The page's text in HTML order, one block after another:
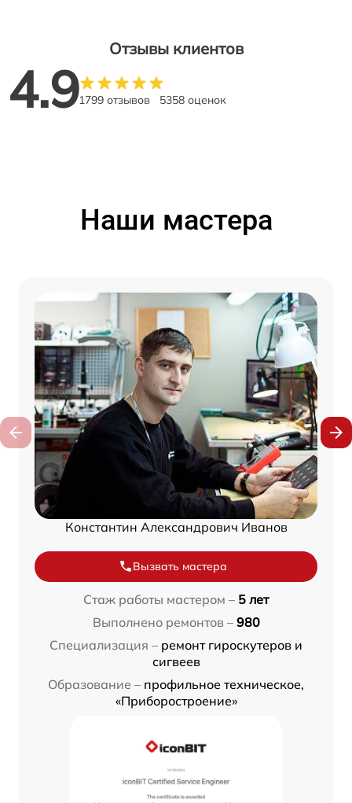
Отзывы клиентов
4.91799 отзывов 5358 оценок
Наши мастера
Константин Александрович Иванов
Вызвать мастера
Стаж работы мастером – 5 лет
Выполнено ремонтов – 980
Специализация – ремонт гироскутеров и
сигвеев
Образование – профильное техническое,
«Приборостроение»